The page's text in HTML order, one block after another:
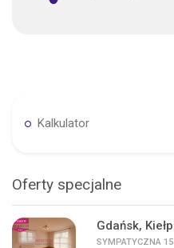
Kalkulator
Oferty specjalne
Gdańsk,
SYMPATYCZNA 15